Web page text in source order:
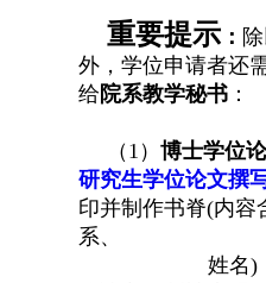
重要提示 ：
外，学位申请者还
给院系教学秘书 ：
（1） 博士学位
研究生学位论文撰
印并制作书脊(内容
系、
姓名)，学